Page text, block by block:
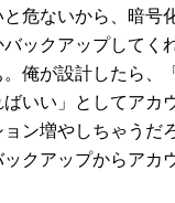
危ないから、暗号
ックアップしてく
俺が設計したら、
いい」としてアカ
ン増やしちゃうだ
クアップからアカ